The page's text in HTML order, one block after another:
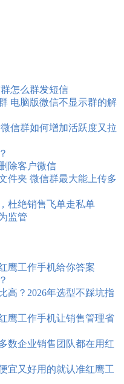
怎么群发短信
电脑版微信不显示群的解
信群如何增加活跃度又拉
除客户微信
件夹 微信群最大能上传多
杜绝销售飞单走私单
监管
鹰工作手机给你答案
高？2026年选型不踩坑指
鹰工作手机让销售管理省
数企业销售团队都在用红
宜又好用的就认准红鹰工